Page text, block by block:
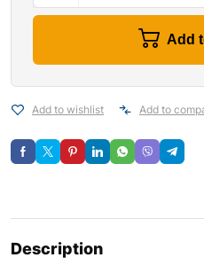
Add
Add to wishlist Add to
Description